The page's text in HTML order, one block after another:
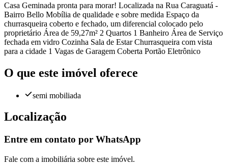
Casa Geminada pronta para morar! Localizada na Rua Caraguatá -
Bairro Bello Mobília de qualidade e sobre medida Espaço da
churrasqueira coberto e fechado, um diferencial colocado pelo
proprietário Área de 59,27m² 2 Quartos 1 Banheiro Área de Serviço
fechada em vidro Cozinha Sala de Estar Churrasqueira com vista
para a cidade 1 Vagas de Garagem Coberta Portão Eletrônico
O que este imóvel oferece
semi mobiliada
Localização
Entre em contato por WhatsApp
Fale com a imobiliária sobre este imóvel.